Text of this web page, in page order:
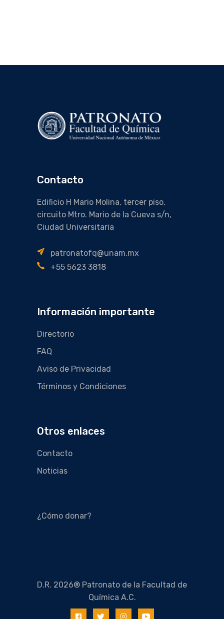
Contacto
Edificio H Mario Molina, tercer piso,
circuito Mtro. Mario de la Cueva s/n,
Ciudad Universitaria
patronatofq@unam.mx
+55 5623 3818
Información importante
Directorio
FAQ
Aviso de Privacidad
Términos y Condiciones
Otros enlaces
Contacto
Noticias
¿Cómo donar?
D.R. 2026® Patronato de la Facultad de
Química A.C.